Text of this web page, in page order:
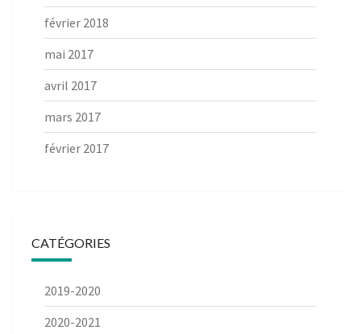
février 2018
mai 2017
avril 2017
mars 2017
février 2017
CATÉGORIES
2019-2020
2020-2021